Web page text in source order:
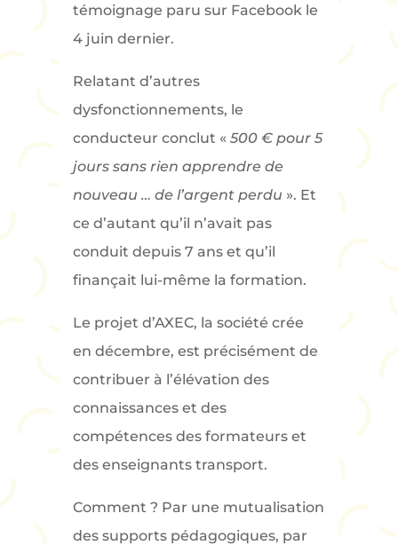
témoignage paru sur Facebook le
4 juin dernier.
Relatant d’autres
dysfonctionnements, le
conducteur conclut «500 € pour 5
jours sans rien apprendre de
nouveau … de l’argent perdu ». Et
ce d’autant qu’il n’avait pas
conduit depuis 7 ans et qu’il
finançait lui-même la formation.
Le projet d’AXEC, la société crée
en décembre, est précisément de
contribuer à l’élévation des
connaissances et des
compétences des formateurs et
des enseignants transport.
Comment ? Par une mutualisation
des supports pédagogiques, par